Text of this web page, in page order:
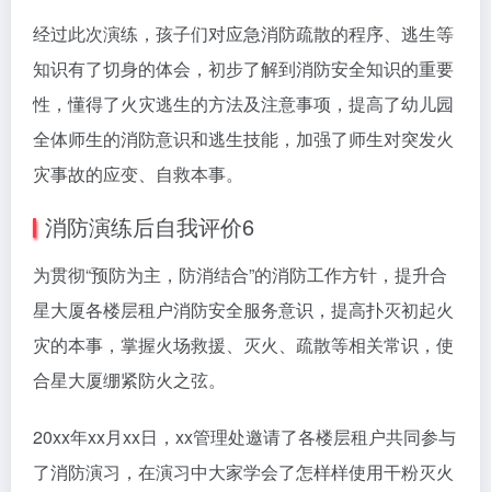
经过此次演练，孩子们对应急消防疏散的程序、逃生等
知识有了切身的体会，初步了解到消防安全知识的重要
性，懂得了火灾逃生的方法及注意事项，提高了幼儿园
全体师生的消防意识和逃生技能，加强了师生对突发火
灾事故的应变、自救本事。
消防演练后自我评价6
为贯彻“预防为主，防消结合”的消防工作方针，提升合
星大厦各楼层租户消防安全服务意识，提高扑灭初起火
灾的本事，掌握火场救援、灭火、疏散等相关常识，使
合星大厦绷紧防火之弦。
20xx年xx月xx日，xx管理处邀请了各楼层租户共同参与
了消防演习，在演习中大家学会了怎样样使用干粉灭火